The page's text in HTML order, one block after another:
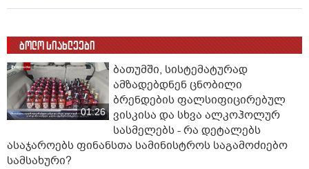
ბოლო სიახლეები
01:26
ბათუმში, სისტემატურად
ამზადებდნენ ცნობილი
ბრენდების ფალსიფიცირებულ
ვისკისა და სხვა ალკოჰოლურ
სასმელებს - რა დეტალებს
ასაჯაროებს ფინანსთა სამინისტროს საგამოძიებო
სამსახური?